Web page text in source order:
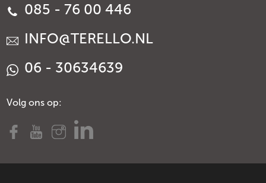
085 - 76 00 446
INFO@TERELLO.NL
06 - 30634639
Volg ons op: